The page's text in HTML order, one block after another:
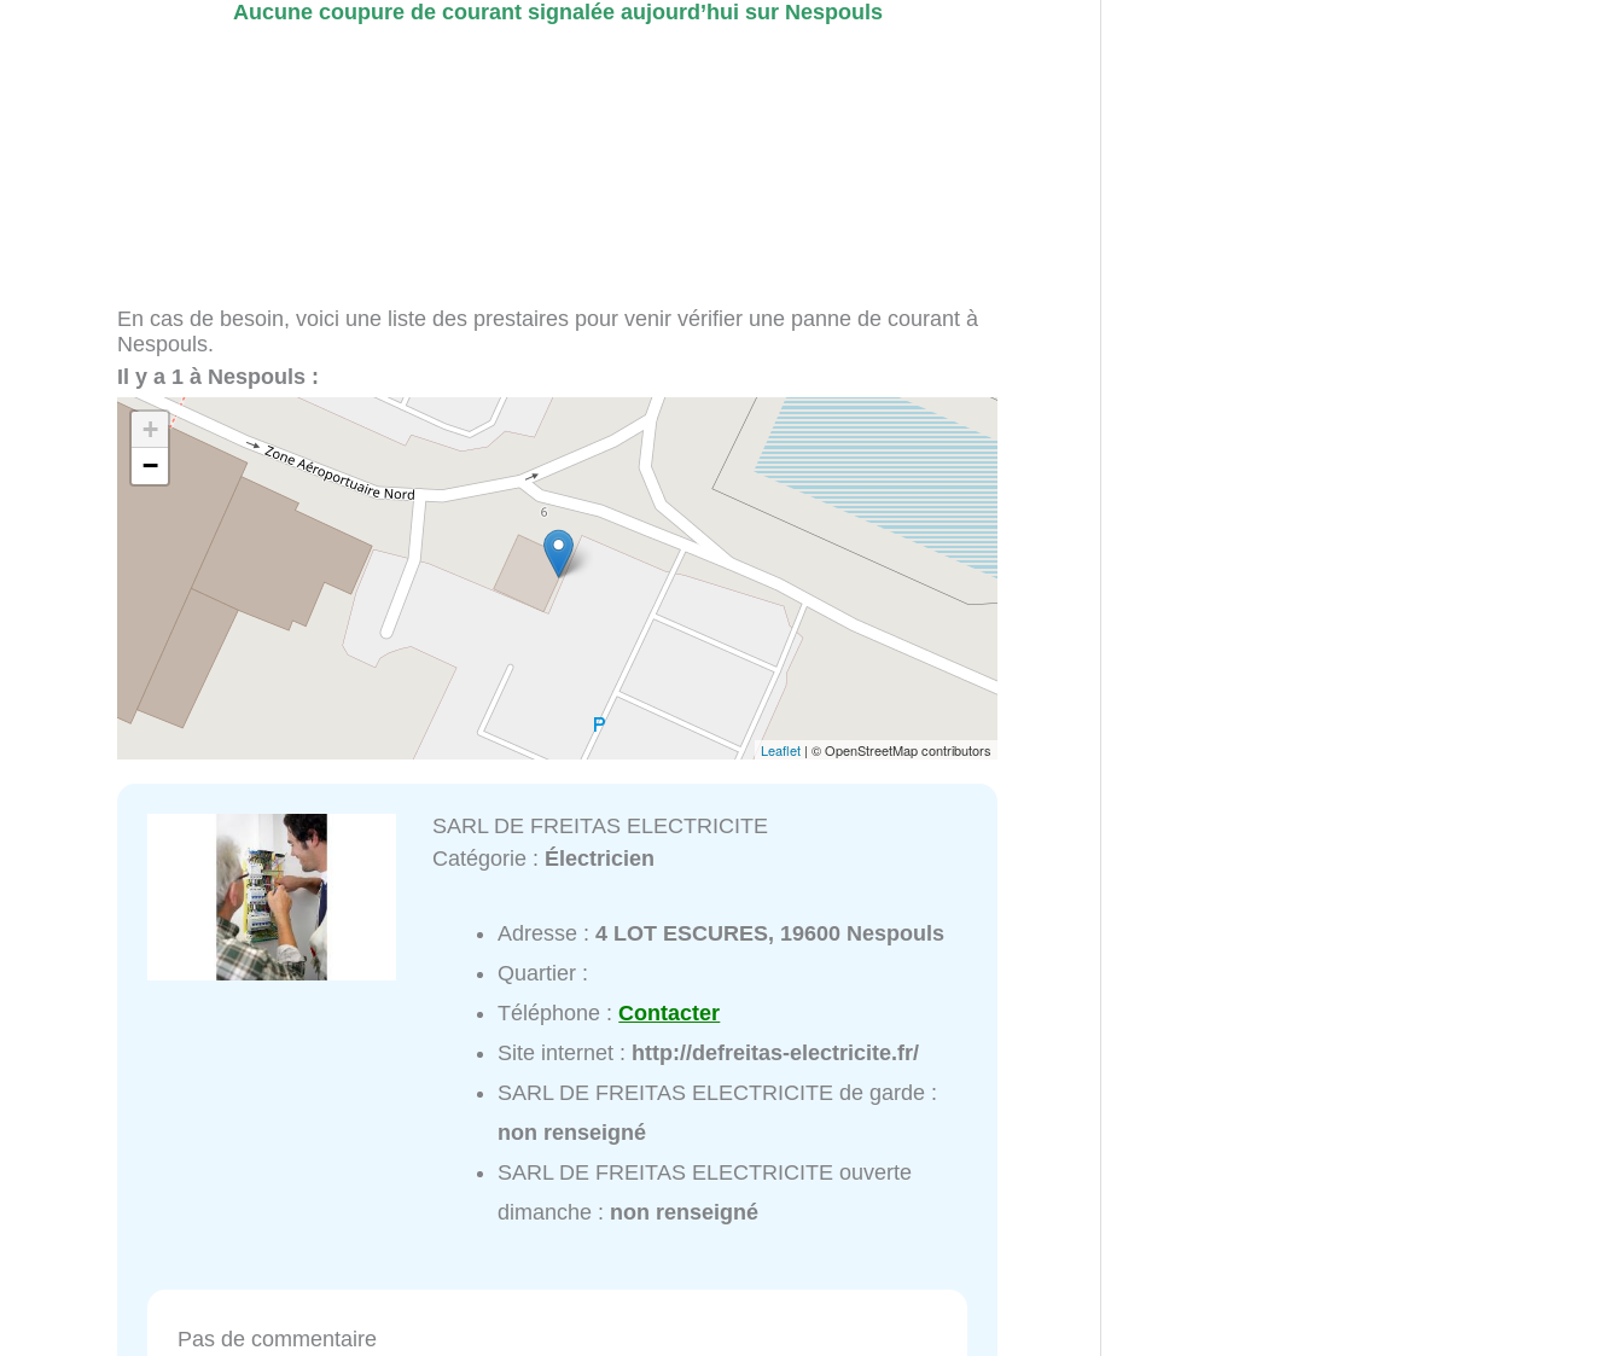
Aucune coupure de courant signalée aujourd’hui sur Nespouls
En cas de besoin, voici une liste des prestaires pour venir vérifier une panne de courant à
Nespouls.
Il y a 1 à Nespouls :
+
−
Leaflet | © OpenStreetMap contributors
SARL DE FREITAS ELECTRICITE
Catégorie : Électricien
Adresse :4 LOT ESCURES, 19600 Nespouls
Quartier :
Téléphone :Contacter
Site internet : http://defreitas-electricite.fr/
SARL DE FREITAS ELECTRICITE de garde :
non renseigné
SARL DE FREITAS ELECTRICITE ouverte
dimanche : non renseigné
Pas de commentaire